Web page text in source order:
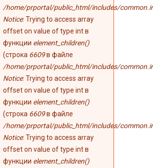
/home/prportal/public_html/includes/
Notice: Trying to access array
offset on value of type int в
функции element_children()
(строка 6609в файле
/home/prportal/public_html/includes/
Notice: Trying to access array
offset on value of type int в
функции element_children()
(строка 6609в файле
/home/prportal/public_html/includes/
Notice: Trying to access array
offset on value of type int в
функции element_children()